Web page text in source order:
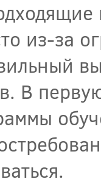
из-за
В